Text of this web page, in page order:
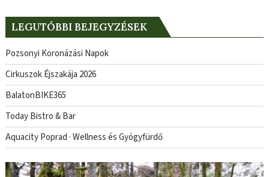
LEGUTÓBBI BEJEGYZÉSEK
Pozsonyi Koronázási Napok
Cirkuszok Éjszakája 2026
BalatonBIKE365
Today Bistro & Bar
Aquacity Poprad · Wellness és Gyógyfürdő